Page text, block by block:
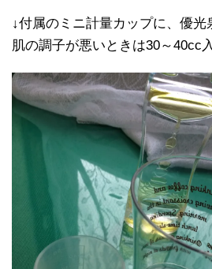
↓付属のミニ計量カップに、優
肌の調子が悪いときは30～40cc